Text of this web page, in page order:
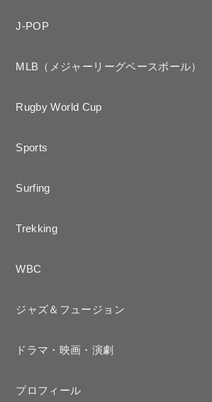
J-POP
MLB（メジャーリーグベースボール）
Rugby World Cup
Sports
Surfing
Trekking
WBC
ジャズ＆フュージョン
ドラマ・映画・演劇
プロフィール